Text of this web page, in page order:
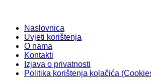
Naslovnica
Uvjeti korištenja
O nama
Kontakti
Izjava o privatnosti
Politika korištenja kolačića